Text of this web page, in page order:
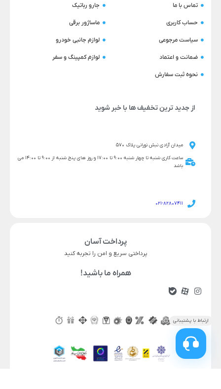
723,000
618,000
افزودن به سبد خرید
تماس با ما
حساب کاربری
سیاست مرجوعی
ضمانت و اعتماد
نحوه ثبت سفارش
جارو رباتیک
ماساژور برقی
لوازم جانبی خودرو
لوازم کمپینگ و سفر
از جدید ترین تخفیف ها با خبر شوید
میدان آزادی نبش نورانی پلاک 570
ساعت کاری شنبه تا چهار شنبه 9:00 تا 17:00 و روز های پنج شنبه از 9:00 تا 14:00 می
باشد
021-82807411
پرداخت آسان
پرداختی سریع و امن را تجربه کنید
همراه ما باشید!